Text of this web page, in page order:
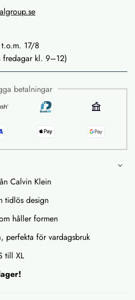
17/8
fredagar kl. 9–12)
betalningar
Calvin Klein
tidlös design
håller formen
perfekta för vardagsbruk
till XL